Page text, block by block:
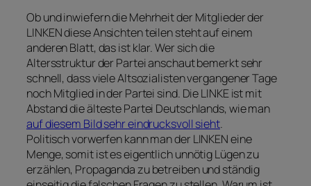
Ob und inwiefern die Mehrheit der Mitglieder der
LINKEN diese Ansichten teilen steht auf einem
anderen Blatt, das ist klar. Wer sich die
Altersstruktur der Partei anschaut bemerkt sehr
schnell, dass viele Altsozialisten vergangener Tage
noch Mitglied in der Partei sind. Die LINKE ist mit
Abstand die älteste Partei Deutschlands, wie man
auf diesem Bild sehr eindrucksvoll sieht.
Politisch vorwerfen kann man der LINKEN eine
Menge, somit ist es eigentlich unnötig Lügen zu
erzählen, Propaganda zu betreiben und ständig